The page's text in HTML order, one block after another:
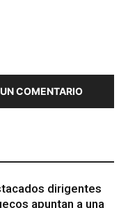
COMENTARIO
dirigentes
apuntan a una